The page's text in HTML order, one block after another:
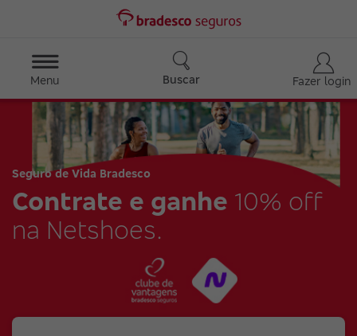
Menu Buscar Fazer login
Seguro de Vida Bradesco
Contrate e ganhe 10% off
na Netshoes.